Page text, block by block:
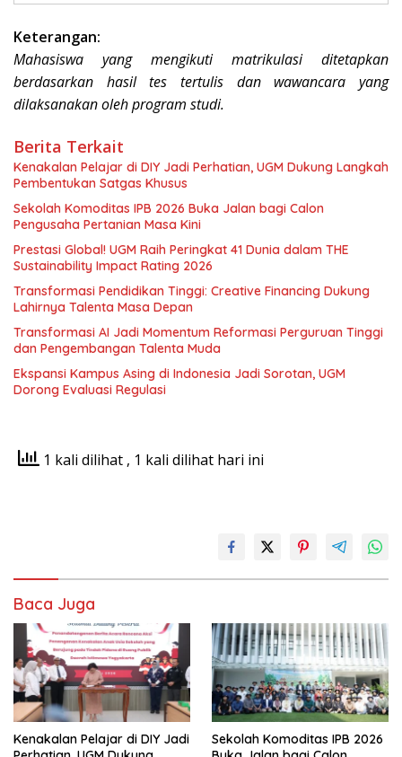
Keterangan:
Mahasiswa yang mengikuti matrikulasi ditetapkan
berdasarkan hasil tes tertulis dan wawancara yang
dilaksanakan oleh program studi.
Berita Terkait
Kenakalan Pelajar di DIY Jadi Perhatian, UGM Dukung Langkah
Pembentukan Satgas Khusus
Sekolah Komoditas IPB 2026 Buka Jalan bagi Calon
Pengusaha Pertanian Masa Kini
Prestasi Global! UGM Raih Peringkat 41 Dunia dalam THE
Sustainability Impact Rating 2026
Transformasi Pendidikan Tinggi: Creative Financing Dukung
Lahirnya Talenta Masa Depan
Transformasi AI Jadi Momentum Reformasi Perguruan Tinggi
dan Pengembangan Talenta Muda
Ekspansi Kampus Asing di Indonesia Jadi Sorotan, UGM
Dorong Evaluasi Regulasi
1 kali dilihat , 1 kali dilihat hari ini
Baca Juga
Kenakalan Pelajar di DIY Jadi
Sekolah Komoditas IPB 2026